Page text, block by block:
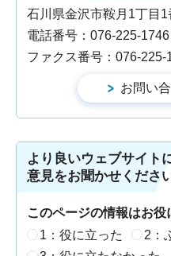
石川県金沢市鞍月1丁目1
電話番号：076-225-1746
ファクス番号：076-225-
より良いウェブサイト
意見をお聞かせくださ
このページの情報はお役
1：役に立った
2：